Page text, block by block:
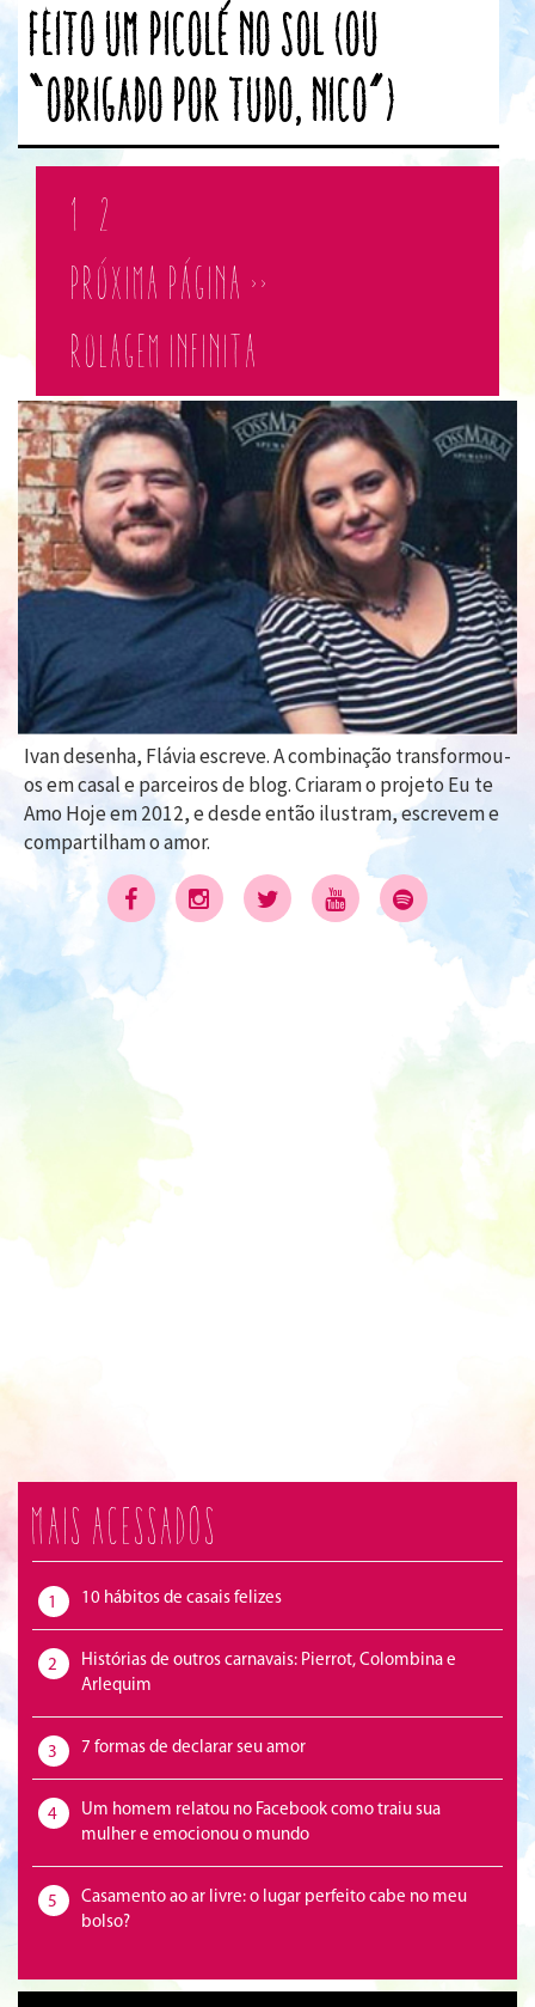
Feito um Picolé no Sol (ou
“Obrigado por tudo, Nico”)
1 2
PRÓXIMA PÁGINA >>
ROLAGEM INFINITA
Ivan desenha, Flávia escreve. A combinação transformou-
os em casal e parceiros de blog. Criaram o projeto Eu te
Amo Hoje em 2012, e desde então ilustram, escrevem e
compartilham o amor.
Mais acessados
1 10 hábitos de casais felizes
2
Histórias de outros carnavais: Pierrot, Colombina e
Arlequim
3 7 formas de declarar seu amor
4
Um homem relatou no Facebook como traiu sua
mulher e emocionou o mundo
5
Casamento ao ar livre: o lugar perfeito cabe no meu
bolso?